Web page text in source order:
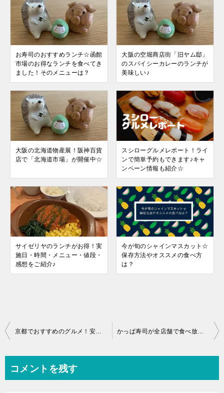
お寿司のおすすめランチ☆函館
市場のお得なランチを食べてき
ました！そのメニューは？
大阪の空堀商店街「旧ヤム邸」
のスパイシーカレーのランチが
美味しい♪
大阪の北海道物産展！阪神百貨
店で「北海道市場」が開催中☆
スシローグルメレポート！ライ
ンで簡単予約もできます♪キャ
ンペーン情報も紹介☆
サイゼリヤのランチがお得！実
施日・時間・メニュー・値段・
感想をご紹介♪
今が旬のシャインマスカット☆
保存方法やオススメの食べ方
は？
投
ビ
京都でおすすめのグルメ！安くて美味しい、ホテルのランチ☆京都駅前”ホテル京阪 京都グランデ「Octavar」”☆お得な予約サイトも♪ かっぱ寿司が全店舗で食べ放題を開催します！大人気だった店舗限定から全店へ☆
コメントを残す